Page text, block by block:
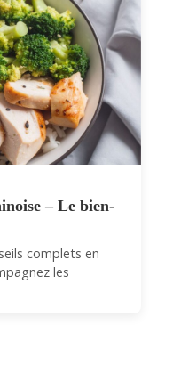
– Le bien-
complets en
les